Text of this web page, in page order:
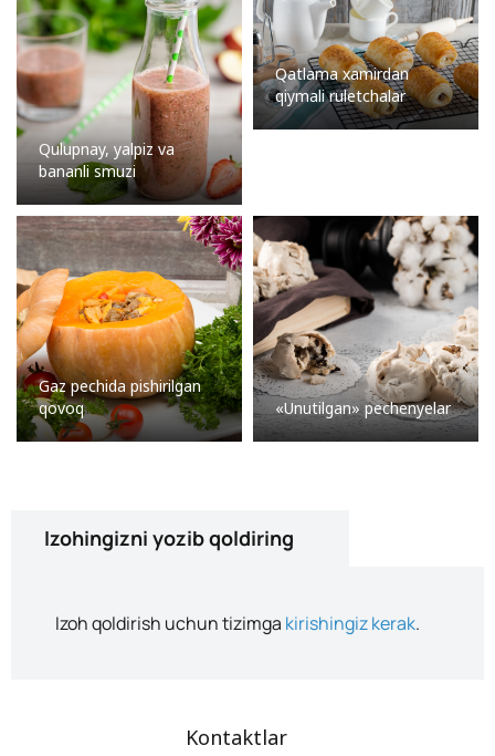
Qulupnay, yalpiz va
bananli smuzi
Qatlama xamirdan
qiymali ruletchalar
Gaz pechida pishirilgan
qovoq
«Unutilgan» pechenyelar
Izohingizni yozib qoldiring
Izoh qoldirish uchun tizimga kirishingiz kerak.
Kontaktlar